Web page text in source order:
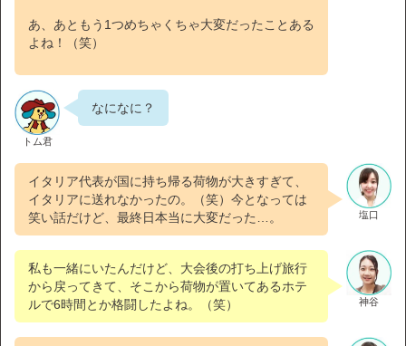
あ、あともう1つめちゃくちゃ大変だったことある
よね！（笑）
トム君
なになに？
塩口
イタリア代表が国に持ち帰る荷物が大きすぎて、
イタリアに送れなかったの。（笑）今となっては
笑い話だけど、最終日本当に大変だった…。
神谷
私も一緒にいたんだけど、大会後の打ち上げ旅行
から戻ってきて、そこから荷物が置いてあるホテ
ルで6時間とか格闘したよね。（笑）